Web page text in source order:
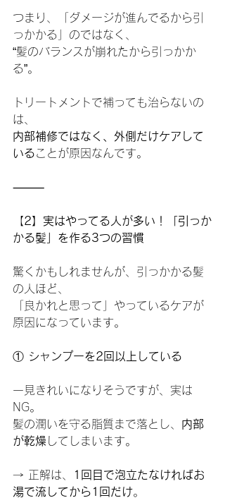
つまり、「ダメージが進んでるから引
っかかる」のではなく、
“髪のバランスが崩れたから引っかか
る”。
トリートメントで補っても治らないの
は、
内部補修ではなく、外側だけケアして
いることが原因なんです。
⸻
【2】実はやってる人が多い！「引っか
かる髪」を作る3つの習慣
驚くかもしれませんが、引っかかる髪
の人ほど、
「良かれと思って」やっているケアが
原因になっています。
① シャンプーを2回以上している
一見きれいになりそうですが、実は
NG。
髪の潤いを守る脂質まで落とし、 内部
が乾燥 してしまいます。
→ 正解は、
1回目で泡立たなければお
湯で流してから1回だけ。